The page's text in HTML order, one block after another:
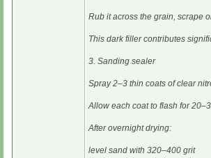
Rub it across the grain, scrape
This dark filler contributes
3. Sanding sealer
Spray 2–3 thin coats of clear
Allow each coat to flash for
After overnight drying:
level sand with 320–400 grit